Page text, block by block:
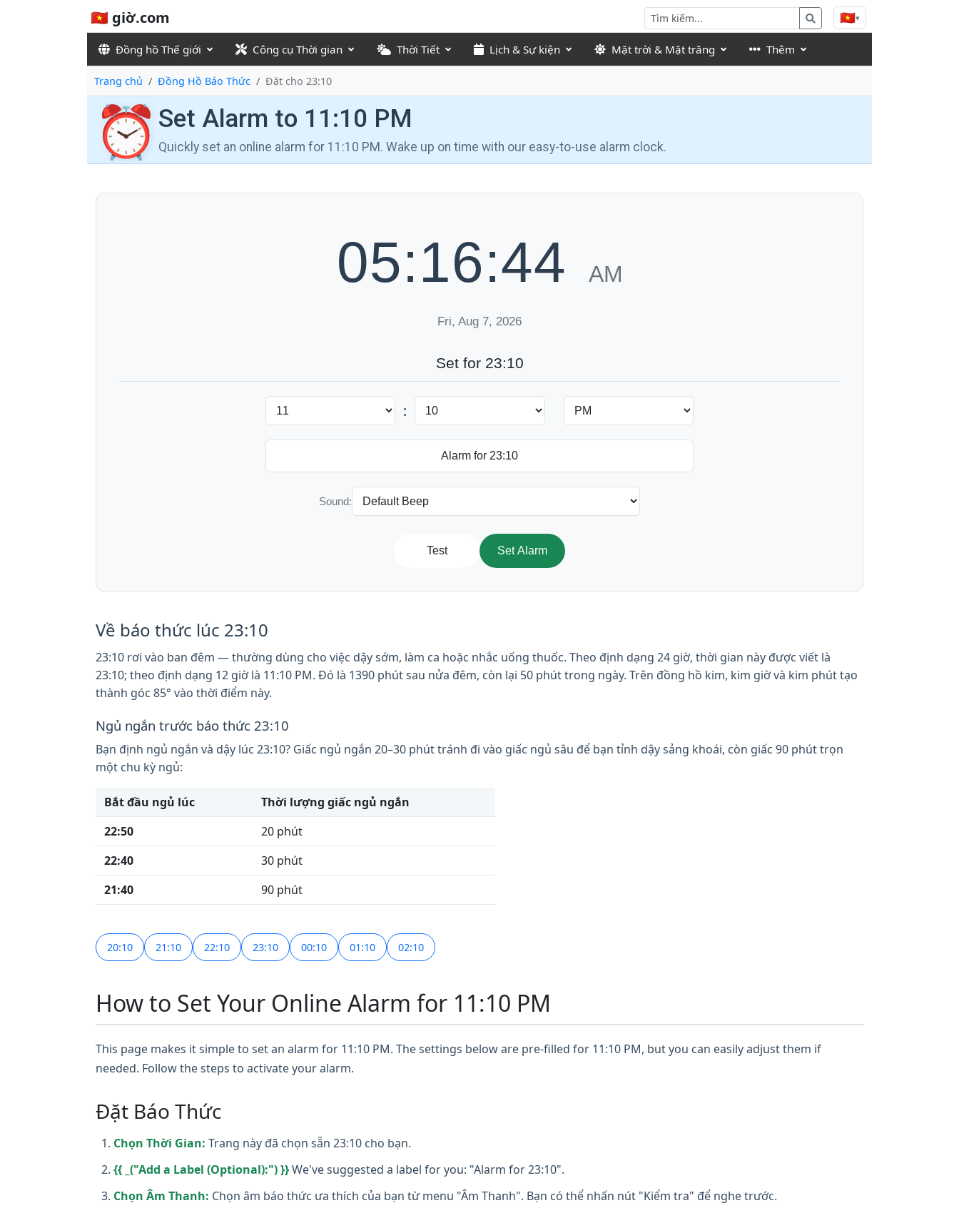
🇻🇳 giờ.com 🇻🇳▾
Đồng hồ Thế giới Công cụ Thời gian Thời Tiết Lịch & Sự kiện Mặt trời & Mặt trăng Thêm
Trang chủ Đồng Hồ Báo Thức Đặt cho 23:10
⏰ Set Alarm to 11:10 PM
Quickly set an online alarm for 11:10 PM. Wake up on time with our easy-to-use alarm clock.
05:16:45 AM
Fri, Aug 7, 2026
Set for 23:10
:
Sound:
Test Set Alarm
Về báo thức lúc 23:10
23:10 rơi vào ban đêm — thường dùng cho việc dậy sớm, làm ca hoặc nhắc uống thuốc. Theo định dạng 24 giờ, thời gian này được viết là
23:10; theo định dạng 12 giờ là 11:10 PM. Đó là 1390 phút sau nửa đêm, còn lại 50 phút trong ngày. Trên đồng hồ kim, kim giờ và kim phút tạo
thành góc 85° vào thời điểm này.
Ngủ ngắn trước báo thức 23:10
Bạn định ngủ ngắn và dậy lúc 23:10? Giấc ngủ ngắn 20–30 phút tránh đi vào giấc ngủ sâu để bạn tỉnh dậy sảng khoái, còn giấc 90 phút trọn
một chu kỳ ngủ:
Bắt đầu ngủ lúc
Thời lượng giấc ngủ ngắn
22:50
20 phút
22:40
30 phút
21:40
90 phút
20:10 21:10 22:10 23:10 00:10 01:10 02:10
How to Set Your Online Alarm for 11:10 PM
This page makes it simple to set an alarm for 11:10 PM. The settings below are pre-filled for 11:10 PM, but you can easily adjust them if
needed. Follow the steps to activate your alarm.
Đặt Báo Thức
Chọn Thời Gian: Trang này đã chọn sẵn 23:10 cho bạn.
{{ _("Add a Label (Optional):") }}We've suggested a label for you: "Alarm for 23:10".
Chọn Âm Thanh: Chọn âm báo thức ưa thích của bạn từ menu "Âm Thanh". Bạn có thể nhấn nút "Kiểm tra" để nghe trước.